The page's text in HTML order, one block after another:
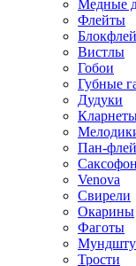
Медные
Флейты
Вистлы
Гобои
Губные
Дудуки
Пан-
Venova
Свирели
Окарины
Фаготы
Трости